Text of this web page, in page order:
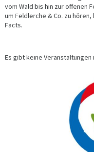
vom Wald bis hin zur offenen
um Feldlerche & Co. zu
Facts.
Es gibt keine